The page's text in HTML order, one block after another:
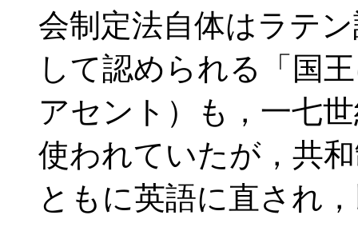
会制定法自体はラテ
して認められる「国
アセント）も，一七
使われていたが，共
ともに英語に直され